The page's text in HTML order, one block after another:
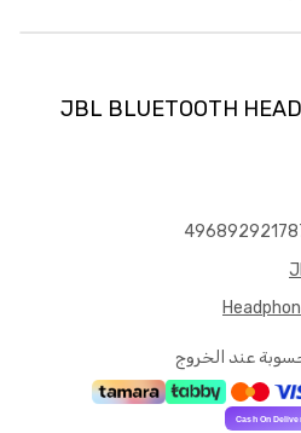
JBL BLUETOOTH
عند الخروج